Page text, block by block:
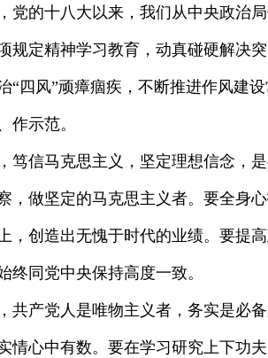
的十八大以来，我们从中央政治局
规定精神学习教育，动真碰硬解决
“四风”顽瘴痼疾，不断推进作风建
作示范。
信马克思主义，坚定理想信念，是
，做坚定的马克思主义者。要全身
，创造出无愧于时代的业绩。要提
终同党中央保持高度一致。
产党人是唯物主义者，务实是必备
情心中有数。要在学习研究上下功